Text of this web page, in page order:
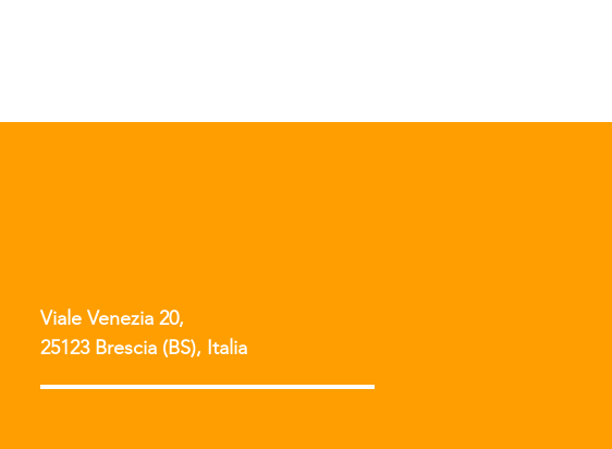
Viale Venezia 20,
25123 Brescia (BS), Italia